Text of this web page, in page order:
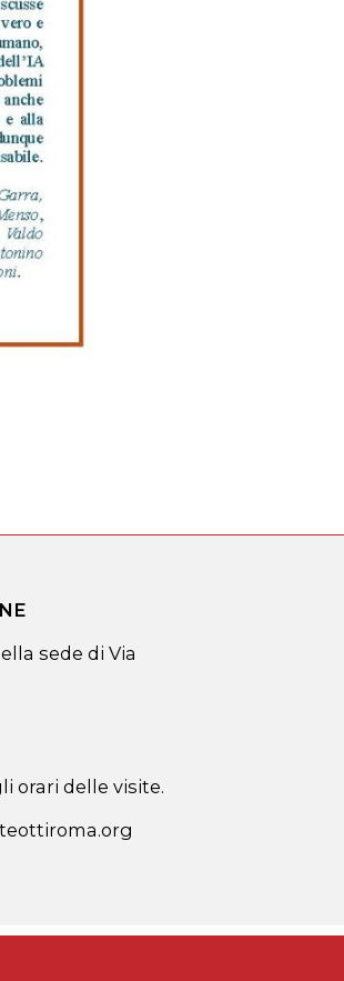
sede di Via
orari delle visite.